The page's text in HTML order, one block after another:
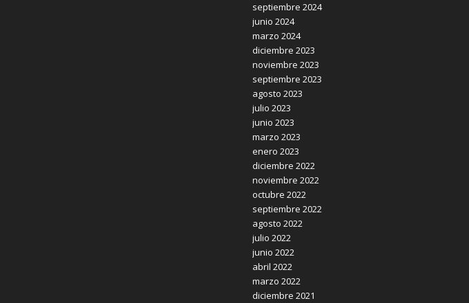
septiembre 2024
junio 2024
marzo 2024
diciembre 2023
noviembre 2023
septiembre 2023
agosto 2023
julio 2023
junio 2023
marzo 2023
enero 2023
diciembre 2022
noviembre 2022
octubre 2022
septiembre 2022
agosto 2022
julio 2022
junio 2022
abril 2022
marzo 2022
diciembre 2021